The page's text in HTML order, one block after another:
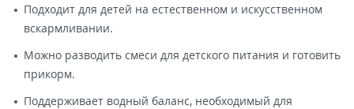
Подходит для детей на естественном и искусственном
вскармливании.
Можно разводить смеси для детского питания и готовить
прикорм.
Поддерживает водный баланс, необходимый для